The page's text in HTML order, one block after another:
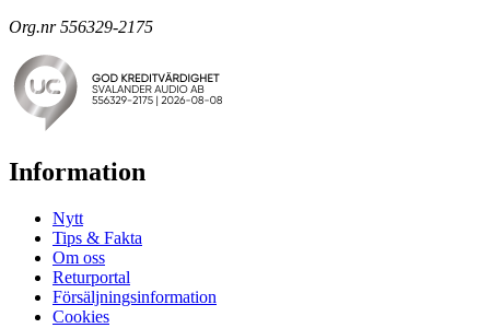
Org.nr 556329-2175
Information
Nytt
Tips & Fakta
Om oss
Returportal
Försäljningsinformation
Cookies